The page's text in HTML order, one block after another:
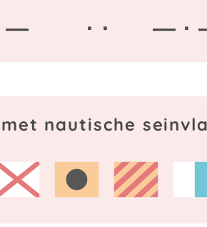
— · · — ·
nautische